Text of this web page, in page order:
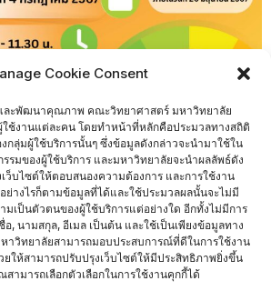
Cookie Consent
ละพัฒนาคุณภาพ คณะวิทยาศาสตร์ มหาวิทยาลัย
ช้งานแต่ละคน โดยทำหน้าที่หลักคือประมวลทางสถิติ
กลุ่มผู้ใช้บริการนั้นๆ ซึ่งข้อมูลดังกล่าวจะนำมาใช้ใน
รมของผู้ใช้บริการ และมหาวิทยาลัยจะนำผลลัพธ์ดัง
ว็บไซต์ให้ตอบสนองความต้องการ และการใช้งาน
ย่างไรก็ตามข้อมูลที่ได้และใช้ประมวลผลนั้นจะไม่มี
มเป็นตัวตนของผู้ใช้บริการแต่อย่างใด อีกทั้งไม่มีการ
, นามสกุล, อีเมล เป็นต้น และใช้เป็นเพียงข้อมูลทาง
าวิทยาลัยสามารถมอบประสบการณ์ที่ดีในการใช้งาน
ให้สามารถปรับปรุงเว็บไซต์ให้มีประสิทธิภาพยิ่งขึ้น
ามารถเลือกตัวเลือกในการใช้งานคุกกี้ได้
องเข้าร่วม
ความเข้าใจด้านการบริหารความเสี่ยง
ทัยวรรณ แจ่มศักดิ์
การความเสี่ยง มหาวิทยาลัยมหิดล